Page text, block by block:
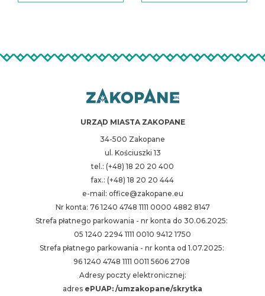
URZĄD MIASTA ZAKOPANE
34-500 Zakopane
ul. Kościuszki 13
tel.: (+48) 18 20 20 400
fax.: (+48) 18 20 20 444
e-mail: office@zakopane.eu
Nr konta: 76 1240 4748 1111 0000 4882 8147
Strefa płatnego parkowania - nr konta do 30.06.2025:
05 1240 2294 1111 0010 9412 1750
Strefa płatnego parkowania - nr konta od 1.07.2025:
96 1240 4748 1111 0011 5606 2708
Adresy poczty elektronicznej:
adres ePUAP: /umzakopane/skrytka